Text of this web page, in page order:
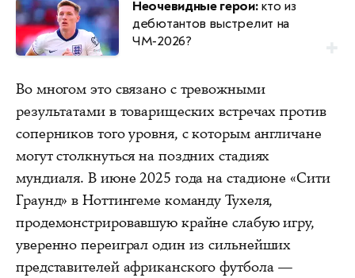
Неочевидные герои:кто из
дебютантов выстрелит на
ЧМ‑2026?
Во многом это связано с тревожными
результатами в товарищеских встречах против
соперников того уровня, с которым англичане
могут столкнуться на поздних стадиях
мундиаля. В июне 2025 года на стадионе «Сити
Граунд» в Ноттингеме команду Тухеля,
продемонстрировавшую крайне слабую игру,
уверенно переиграл один из сильнейших
представителей африканского футбола —